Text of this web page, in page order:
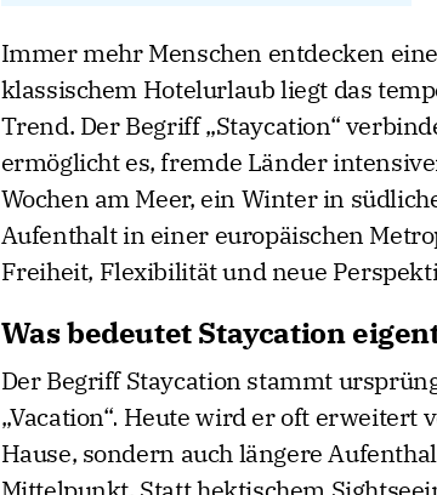
Immer mehr Menschen entdecken
klassischem Hotelurlaub liegt das
Trend. Der Begriff „Staycation“
ermöglicht es, fremde Länder
Wochen am Meer, ein Winter in
Aufenthalt in einer europäischen
Freiheit, Flexibilität und neue
Was bedeutet Staycation
Der Begriff Staycation stammt
„Vacation“. Heute wird er oft
Hause, sondern auch längere